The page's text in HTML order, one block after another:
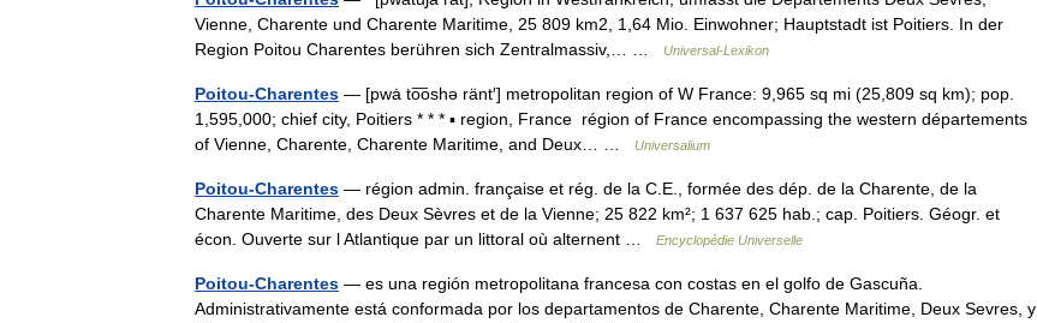
Vienne, Charente und Charente Maritime, 25 809 km2, 1,64 Mio. Einwohner; Hauptstadt ist Poitiers. In der
Region Poitou Charentes berühren sich Zentralmassiv,… …
Universal-Lexikon
Poitou-Charentes — [pwȧ to͞oshə ränt′] metropolitan region of W France: 9,965 sq mi (25,809 sq km); pop.
1,595,000; chief city, Poitiers * * * ▪ region, France région of France encompassing the western départements
of Vienne, Charente, Charente Maritime, and Deux… …
Universalium
Poitou-Charentes — région admin. française et rég. de la C.E., formée des dép. de la Charente, de la
Charente Maritime, des Deux Sèvres et de la Vienne; 25 822 km²; 1 637 625 hab.; cap. Poitiers. Géogr. et
écon. Ouverte sur l Atlantique par un littoral où alternent …
Encyclopédie Universelle
Poitou-Charentes — es una región metropolitana francesa con costas en el golfo de Gascuña.
Administrativamente está conformada por los departamentos de Charente, Charente Maritime, Deux Sevres, y